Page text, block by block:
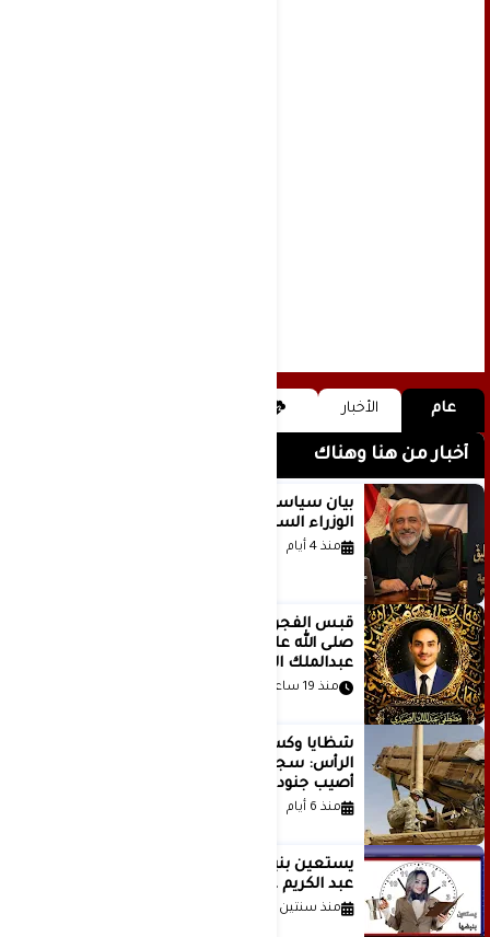
عام الأخبار
أخبار من هنا وهناك
بيان سياسي رداً على موقف مجلس
الوزراء السعودي
منذ 4 أيام
صلى الله عليه وسلم .. بقلم مصطفى
عبدالملك الصميدي | اليمن
منذ 19 ساعة
شظايا وكسور في العظام وإصابات في
الرأس: سجلات جديدة تكشف كيف
أصيب جنود أمريكيون في الحرب الإيرانية
منذ 6 أيام
عبد الكريم غانم
منذ سنتين